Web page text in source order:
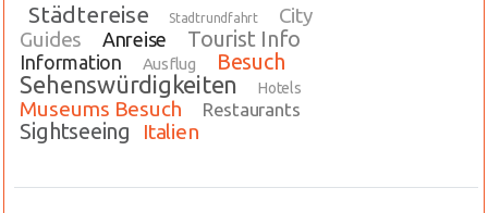
Städtereise Stadtrundfahrt
City
Guides
Anreise Tourist Info
Information Ausflug Besuch
Sehenswürdigkeiten Hotels
Museums Besuch Restaurants
Sightseeing Italien